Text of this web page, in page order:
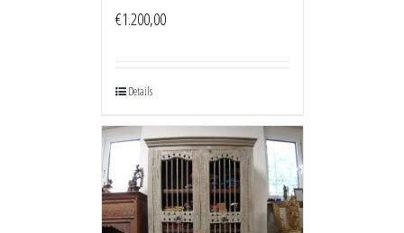
€1.200,00
Details